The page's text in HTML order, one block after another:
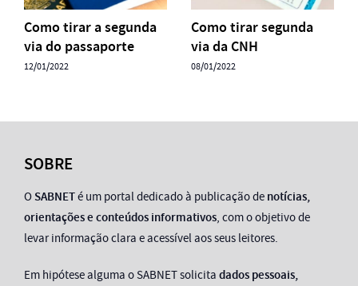
Como tirar a segunda
via do passaporte
12/01/2022
Como tirar segunda
via da CNH
08/01/2022
SOBRE
O SABNETé um portal dedicado à publicação de notícias,
orientações e conteúdos informativos, com o objetivo de
levar informação clara e acessível aos seus leitores.
Em hipótese alguma o SABNET solicita dados pessoais,